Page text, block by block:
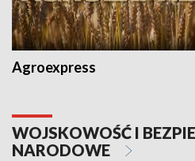
Agroexpress
WOJSKOWOŚĆ I
NARODOWE